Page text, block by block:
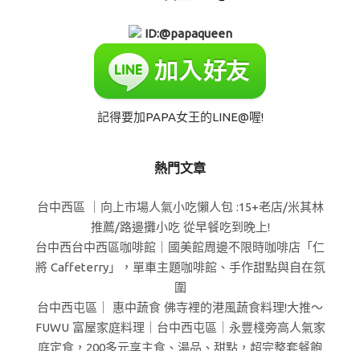
ID:@papaqueen
記得要加PAPA女王的LINE@喔!
熱門文章
台中西區 ｜向上市場人氣小吃懶人包 :15+老店/米其林
推薦/路邊攤小吃 從早餐吃到晚上!
台中西台中西區咖啡館｜國美館周邊不限時咖啡店「仁
將 Caffeterry」，單車主題咖啡館、手作甜點與自在氛
圍
台中西屯區｜ 惠中蔬食 佛寺裡的港風蔬食料理!大推～
FUWU 富屋家庭料理｜台中西屯區｜永豐棧旁高人氣家
庭定食，200多元享主食、湯品、甜點，超完整套餐飽